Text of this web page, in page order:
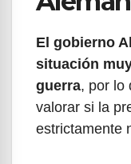
El gobierno
situación
guerra, por lo
valorar si la
estrictamente